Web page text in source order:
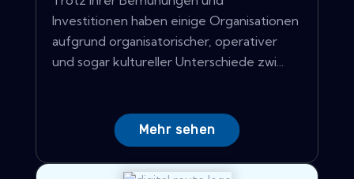
Investitionen haben einige Organisationen
aufgrund organisatorischer, operativer
und sogar kultureller Unterschiede zwi...
Mehr sehen